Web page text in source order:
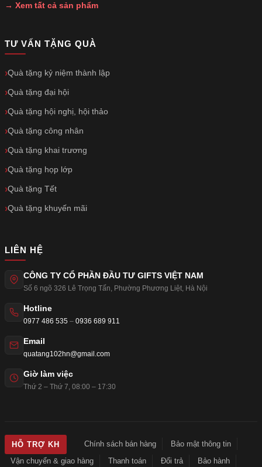
→ Xem tất cả sản phẩm
TƯ VẤN TẶNG QUÀ
Quà tặng kỷ niệm thành lập
Quà tặng đại hội
Quà tặng hội nghị, hội thảo
Quà tặng công nhân
Quà tặng khai trương
Quà tặng họp lớp
Quà tặng Tết
Quà tặng khuyến mãi
LIÊN HỆ
CÔNG TY CỔ PHẦN ĐẦU TƯ GIFTS VIỆT NAM
Số 6 ngõ 326 Lê Trọng Tấn, Phường Phương Liệt, Hà Nội
Hotline
0977 486 535 – 0936 689 911
Email
quatang102hn@gmail.com
Giờ làm việc
Thứ 2 – Thứ 7, 08:00 – 17:30
HỖ TRỢ KH Chính sách bán hàng
Bảo mật thông tin
Vận chuyển & giao hàng
Thanh toán Đổi trả Bảo hành